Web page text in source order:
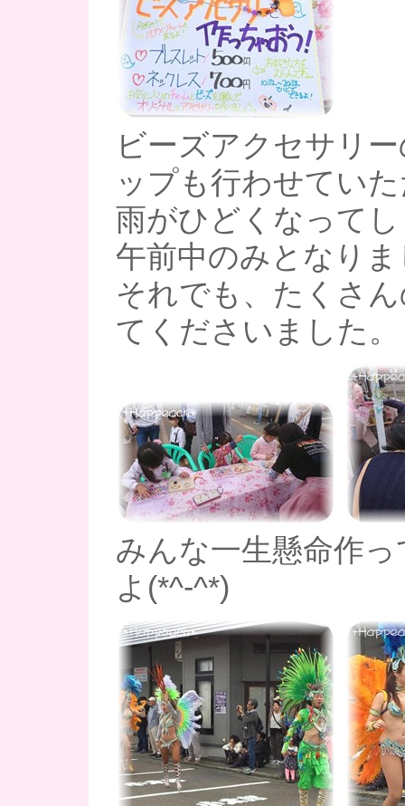
ビーズアクセサリ
ップも行わせてい
雨がひどくなって
午前中のみとなり
それでも、たくさ
てくださいました。
みんな一生懸命作
よ(*^-^*)